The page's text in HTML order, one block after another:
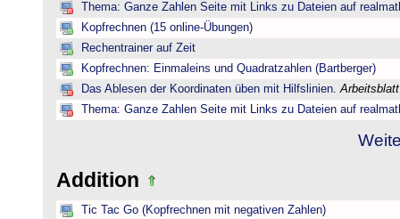
Thema: Ganze Zahlen Seite mit Links zu Dateien auf
Kopfrechnen (15 online-Übungen)
Rechentrainer auf Zeit
Kopfrechnen: Einmaleins und Quadratzahlen (Bartberger)
Das Ablesen der Koordinaten üben mit Hilfslinien.
Thema: Ganze Zahlen Seite mit Links zu Dateien auf
Addition
Tic Tac Go (Kopfrechnen mit negativen Zahlen)